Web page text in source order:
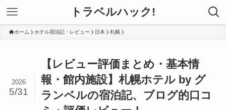
トラベルハック!
ホーム ホテル宿泊記・レビュー 日本 札幌
【レビュー評価まとめ・基本情
報・館内施設】札幌ホテル by グ
ランベルの宿泊記、ブログ的口コ
2026
5/31